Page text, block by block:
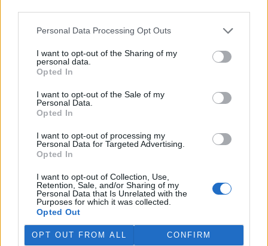
Personal Data Processing Opt Outs
I want to opt-out of the Sharing of my
personal data.
Opted In
I want to opt-out of the Sale of my
Personal Data.
Opted In
I want to opt-out of processing my
Personal Data for Targeted Advertising.
Opted In
I want to opt-out of Collection, Use,
Retention, Sale, and/or Sharing of my
Personal Data that Is Unrelated with the
Purposes for which it was collected.
Opted Out
OPT OUT FROM ALL CONFIRM
pronásledovali velrybáře
Islandské úřady nařídily
vyhoštění 21 aktivistů
pobřežní stráž s policií zabavily
jejich loď, která pronásledovala velrybářské plavidlo. Pasažéři lodi
patřící nadaci kanadsko-amerického ekologického aktivisty Paula
palubě nebyl. Píše o tom agentura AFP s odvoláním na islandskou
policii.
Záchranná stanice v Praze přijímá kvůli vedrům více
volně žijících zvířat
5.8.2026 17:40 | PRAHA (
teplotám pracovníci pražské